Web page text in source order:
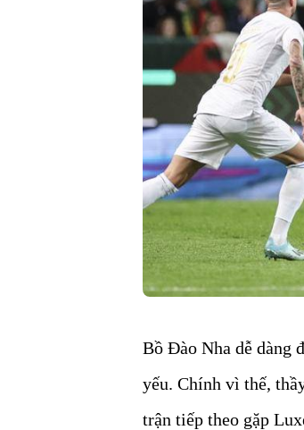
Bồ Đào Nha dễ dàng
yếu. Chính vì thế,
trận tiếp theo gặp